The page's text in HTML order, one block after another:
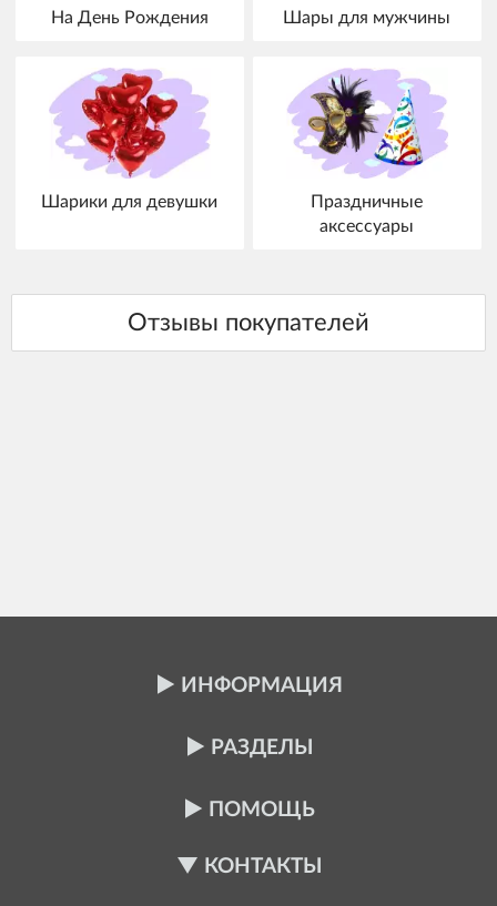
На День Рождения Шары для мужчины
Шарики для девушки
Праздничные
аксессуары
ИНФОРМАЦИЯ
РАЗДЕЛЫ
ПОМОЩЬ
КОНТАКТЫ